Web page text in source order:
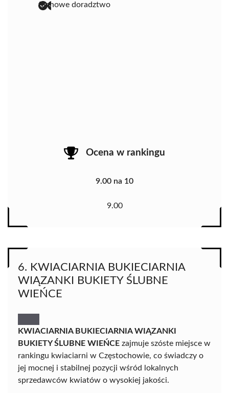
fachowe doradztwo
Ocena w rankingu
9.00 na 10
9.00
6. KWIACIARNIA BUKIECIARNIA
WIĄZANKI BUKIETY ŚLUBNE
WIEŃCE
KWIACIARNIA BUKIECIARNIA WIĄZANKI
BUKIETY ŚLUBNE WIEŃCE zajmuje szóste miejsce w
rankingu kwiaciarni w Częstochowie, co świadczy o
jej mocnej i stabilnej pozycji wśród lokalnych
sprzedawców kwiatów o wysokiej jakości.